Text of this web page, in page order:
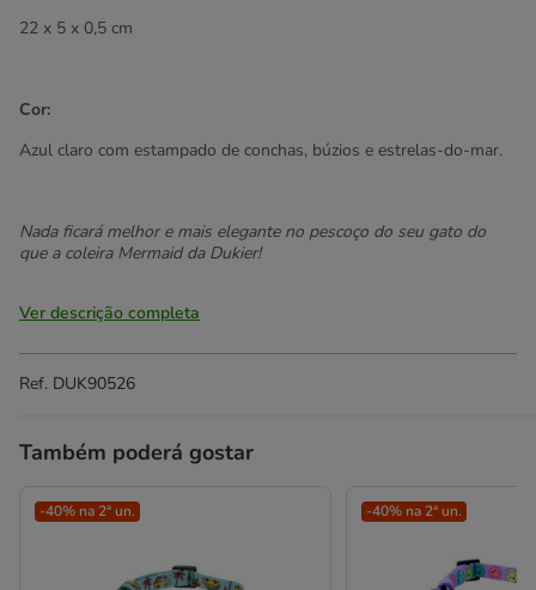
22 x 5 x 0,5 cm
Cor:
Azul claro com estampado de conchas, búzios e estrelas-do-mar.
Nada ficará melhor e mais elegante no pescoço do seu gato do
que a coleira Mermaid da Dukier!
Ver descrição completa
Ref. DUK90526
Também poderá gostar
-40% na 2ª un. -40% na 2ª un.